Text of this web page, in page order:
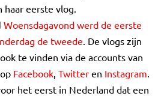
haar eerste vlog.
Woensdagavond werd de eerste
de tweede. De vlogs zijn
te vinden via de accounts van
Facebook, Twitter en Instagram.
het eerst in Nederland dat een